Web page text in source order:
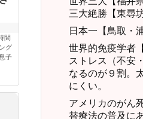
間
グ
子
三大絶勝【東尋
日本一【鳥取・
世界的免疫学者
ストレス（不安
なるのが９割。
にくい。
アメリカのがん
替療法の普及に